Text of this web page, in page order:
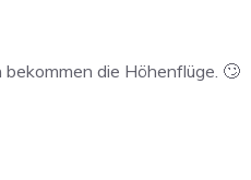
die Höhenflüge. 🙄